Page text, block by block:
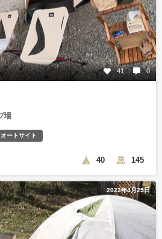
41 0
場
オートサイト
40 145
2022年4月25日